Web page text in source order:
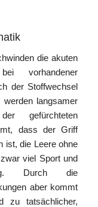
die akuten
vorhandener
der Stoffwechsel
langsamer
gefürchteten
dass der Griff
ist, die Leere ohne
viel Sport und
Durch die
aber kommt
zu tatsächlicher,